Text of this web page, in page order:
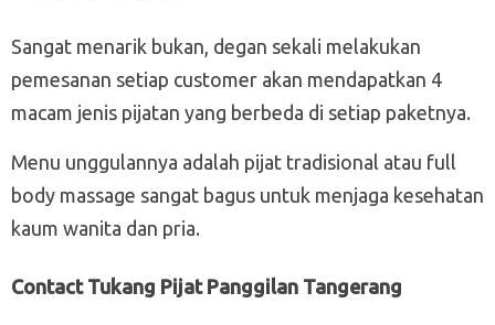
Sangat menarik bukan, degan sekali melakukan
pemesanan setiap customer akan mendapatkan 4
macam jenis pijatan yang berbeda di setiap paketnya.
Menu unggulannya adalah pijat tradisional atau full
body massage sangat bagus untuk menjaga kesehatan
kaum wanita dan pria.
Contact Tukang Pijat Panggilan Tangerang